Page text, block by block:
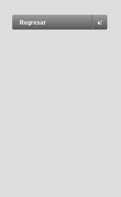
Regresar